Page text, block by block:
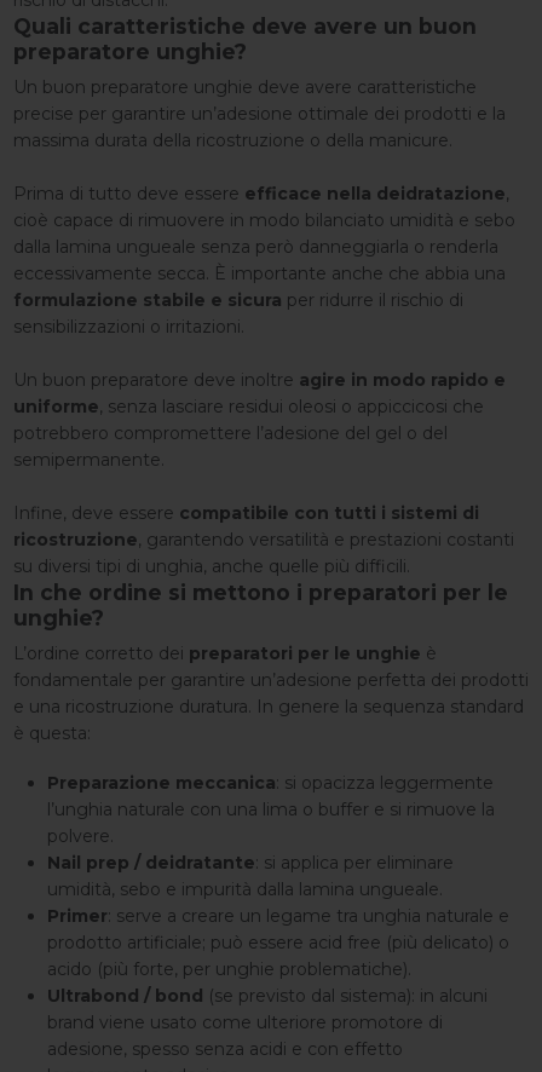
Quali caratteristiche deve avere un buon
preparatore unghie?
Un buon preparatore unghie deve avere caratteristiche
precise per garantire un’adesione ottimale dei prodotti e la
massima durata della ricostruzione o della manicure.
Prima di tutto deve essere efficace nella deidratazione,
cioè capace di rimuovere in modo bilanciato umidità e sebo
dalla lamina ungueale senza però danneggiarla o renderla
eccessivamente secca. È importante anche che abbia una
formulazione stabile e sicura per ridurre il rischio di
sensibilizzazioni o irritazioni.
Un buon preparatore deve inoltre agire in modo rapido e
uniforme, senza lasciare residui oleosi o appiccicosi che
potrebbero compromettere l’adesione del gel o del
semipermanente.
Infine, deve essere compatibile con tutti i sistemi di
ricostruzione, garantendo versatilità e prestazioni costanti
su diversi tipi di unghia, anche quelle più difficili.
In che ordine si mettono i preparatori per le
unghie?
L’ordine corretto dei preparatori per le unghie è
fondamentale per garantire un’adesione perfetta dei prodotti
e una ricostruzione duratura. In genere la sequenza standard
è questa:
Preparazione meccanica: si opacizza leggermente
l’unghia naturale con una lima o buffer e si rimuove la
polvere.
Nail prep / deidratante: si applica per eliminare
umidità, sebo e impurità dalla lamina ungueale.
Primer: serve a creare un legame tra unghia naturale e
prodotto artificiale; può essere acid free (più delicato) o
acido (più forte, per unghie problematiche).
Ultrabond / bond (se previsto dal sistema): in alcuni
brand viene usato come ulteriore promotore di
adesione, spesso senza acidi e con effetto